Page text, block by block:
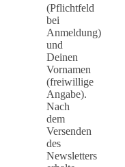
(Pflichtfeld
bei
Anmeldung)
und
Deinen
Vornamen
(freiwillige
Angabe).
Nach
dem
Versenden
des
Newsletters